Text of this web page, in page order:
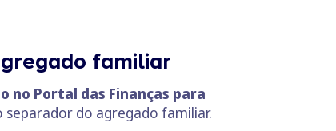
familiar
no Portal das Finanças para
do agregado familiar.